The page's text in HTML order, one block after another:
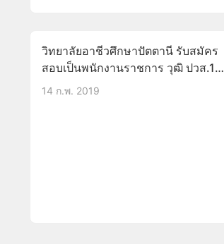
วิทยาลัยอาชีวศึกษาปัตตานี รับสมัคร
สอบเป็นพนักงานราชการ วุฒิ ปวส.18-
25ก.พ.62
14 ก.พ. 2019